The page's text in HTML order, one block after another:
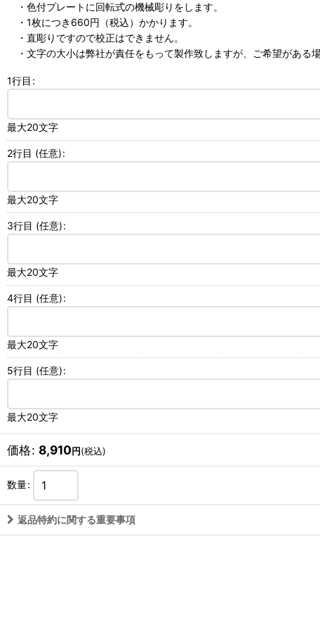
・色付プレートに回転式の機械彫りをします。
・1枚につき660円（税込）かかります。
・直彫りですので校正はできません。
・文字の大小は弊社が責任をもって製作致しますが、ご希望がある
1行目 :
最大20文字
2行目 (任意):
最大20文字
3行目 (任意):
最大20文字
4行目 (任意):
最大20文字
5行目 (任意):
最大20文字
価格: 8,910円(税込)
数量:
返品特約に関する重要事項